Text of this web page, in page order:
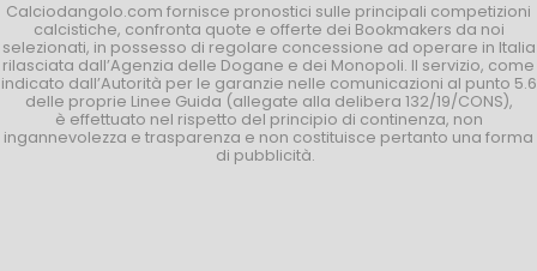
Calciodangolo.com fornisce pronostici sulle principali competizioni
calcistiche, confronta quote e offerte dei Bookmakers da noi
selezionati, in possesso di regolare concessione ad operare in Italia
rilasciata dall’Agenzia delle Dogane e dei Monopoli. Il servizio, come
indicato dall’Autorità per le garanzie nelle comunicazioni al punto 5.6
delle proprie Linee Guida (allegate alla delibera 132/19/CONS),
è effettuato nel rispetto del principio di continenza, non
ingannevolezza e trasparenza e non costituisce pertanto una forma
di pubblicità.